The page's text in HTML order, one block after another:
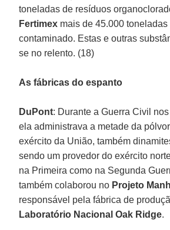
toneladas de resíduos
Fertimex mais de 45.000
contaminado. Estas e outras
se no relento. (18)
As fábricas do espanto
DuPont: Durante a Guerra Civil
ela administrava a metade da
exército da União, também
sendo um provedor do exército
na Primeira como na Segunda
também colaborou no Projeto
responsável pela fábrica de
Laboratório Nacional Oak Ridge.